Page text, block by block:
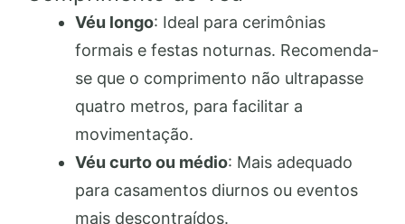
Véu longo: Ideal para cerimônias
formais e festas noturnas. Recomenda-
se que o comprimento não ultrapasse
quatro metros, para facilitar a
movimentação.
Véu curto ou médio: Mais adequado
para casamentos diurnos ou eventos
mais descontraídos.